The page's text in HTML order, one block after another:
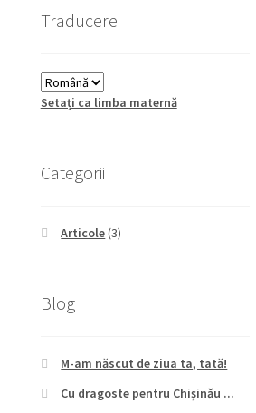
Traducere
Setați ca limba maternă
Categorii
Articole(3)
Blog
M-am născut de ziua ta, tată!
Cu dragoste pentru Chișinău ...